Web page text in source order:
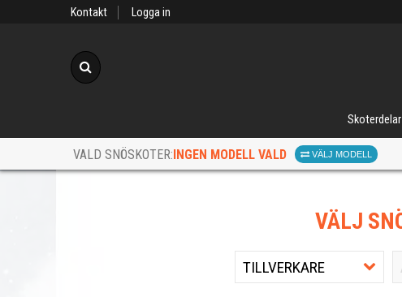
Kontakt Logga in
Skoterdelar
VALD SNÖSKOTER:INGEN MODELL VALD VÄLJ MODELL
VÄLJ